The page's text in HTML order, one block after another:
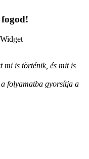
mi is történik, és mit is
a folyamatba gyorsítja a